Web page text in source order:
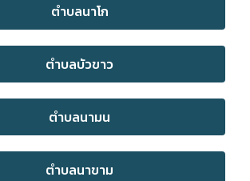
ตำบลนาโก
ตำบลบัวขาว
ตำบลนามน
ตำบลนาขาม